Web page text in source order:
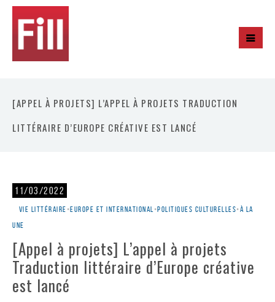
[APPEL À PROJETS] L’APPEL À PROJETS TRADUCTION
LITTÉRAIRE D’EUROPE CRÉATIVE EST LANCÉ
11/03/2022
Vie littéraire •Europe et international•Politiques culturelles•À la
une
[Appel à projets] L’appel à projets
Traduction littéraire d’Europe créative
est lancé